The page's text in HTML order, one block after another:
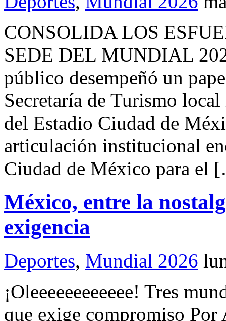
CONSOLIDA LOS
SEDE DEL MUNDIAL
público desempeñó un
Secretaría de Turismo
del Estadio Ciudad de
articulación institucional
Ciudad de México para el
México, entre la
exigencia
Deportes, Mundial 2026
¡Oleeeeeeeeeeee! Tres
que exige compromiso